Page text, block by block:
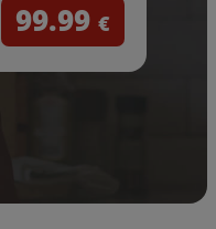
99.99 €